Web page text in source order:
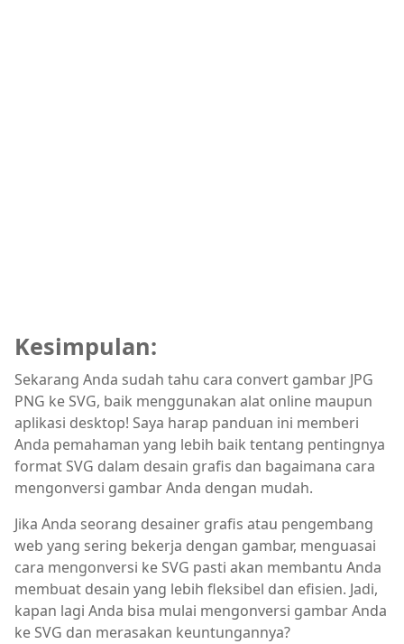
Kesimpulan:
Sekarang Anda sudah tahu cara convert gambar JPG
PNG ke SVG, baik menggunakan alat online maupun
aplikasi desktop! Saya harap panduan ini memberi
Anda pemahaman yang lebih baik tentang pentingnya
format SVG dalam desain grafis dan bagaimana cara
mengonversi gambar Anda dengan mudah.
Jika Anda seorang desainer grafis atau pengembang
web yang sering bekerja dengan gambar, menguasai
cara mengonversi ke SVG pasti akan membantu Anda
membuat desain yang lebih fleksibel dan efisien. Jadi,
kapan lagi Anda bisa mulai mengonversi gambar Anda
ke SVG dan merasakan keuntungannya?